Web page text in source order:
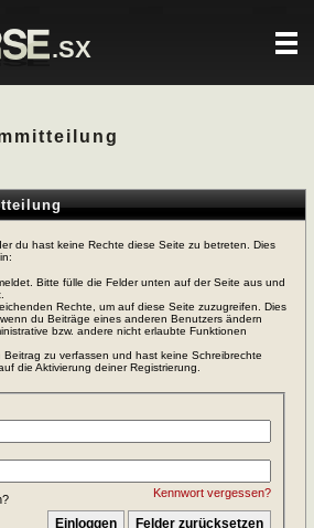
.SX
du hast keine Rechte diese Seite zu betreten. Dies
Bitte fülle die Felder unten auf der Seite aus und
Rechte, um auf diese Seite zuzugreifen. Dies
du Beiträge eines anderen Benutzers ändern
bzw. andere nicht erlaubte Funktionen
Beitrag zu verfassen und hast keine Schreibrechte
die Aktivierung deiner Registrierung.
Kennwort vergessen?